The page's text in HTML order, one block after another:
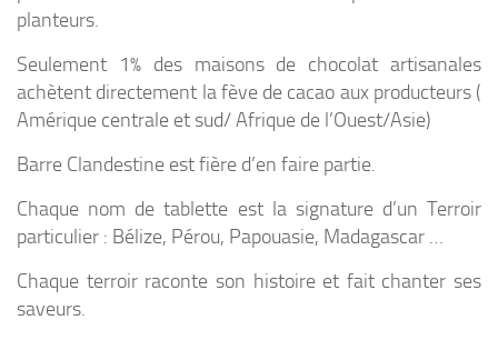
planteurs.
Seulement 1% des maisons de chocolat artisanales
achètent directement la fève de cacao aux producteurs (
Amérique centrale et sud/ Afrique de l’Ouest/Asie)
Barre Clandestine est fière d’en faire partie.
Chaque nom de tablette est la signature d’un Terroir
particulier : Bélize, Pérou, Papouasie, Madagascar …
Chaque terroir raconte son histoire et fait chanter ses
saveurs.